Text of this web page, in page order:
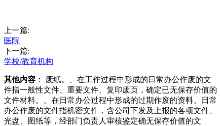
上一篇:
医院
下一篇:
学校/教育机构
其他内容 ： 废纸。、在工作过程中形成的日常办公作废的文
件指一般性文件、重要文件、复印废页，确定已无保存价值的
文件材料。、在日常办公过程中形成的过期作废的资料、日常
办公作废的文件指机密文件，含公司下发及上报的各项文件、
光盘、图纸等，经部门负责人审核鉴定确无保存价值的文